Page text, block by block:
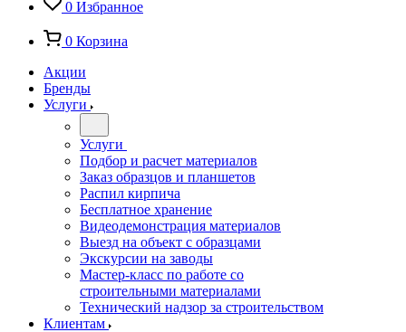
0 Избранное
0 Корзина
Акции
Бренды
Услуги
Услуги
Подбор и расчет материалов
Заказ образцов и планшетов
Распил кирпича
Бесплатное хранение
Видеодемонстрация материалов
Выезд на объект с образцами
Экскурсии на заводы
Мастер-класс по работе со
строительными материалами
Технический надзор за строительством
Клиентам